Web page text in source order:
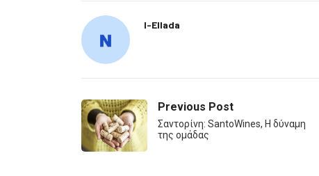
I-Ellada
Previous Post
Σαντορίνη: SantoWines, Η δύναμη
της ομάδας